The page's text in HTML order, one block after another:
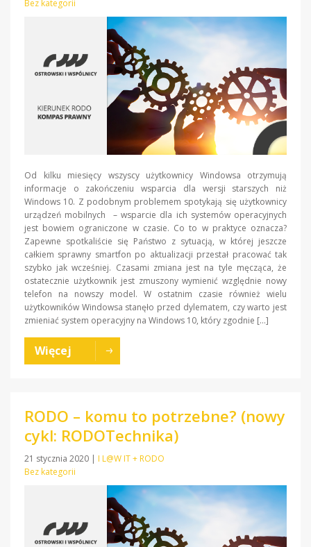
Bez kategorii
Od kilku miesięcy wszyscy użytkownicy Windowsa otrzymują
informacje o zakończeniu wsparcia dla wersji starszych niż
Windows 10. Z podobnym problemem spotykają się użytkownicy
urządzeń mobilnych – wsparcie dla ich systemów operacyjnych
jest bowiem ograniczone w czasie. Co to w praktyce oznacza?
Zapewne spotkaliście się Państwo z sytuacją, w której jeszcze
całkiem sprawny smartfon po aktualizacji przestał pracować tak
szybko jak wcześniej. Czasami zmiana jest na tyle męcząca, że
ostatecznie użytkownik jest zmuszony wymienić względnie nowy
telefon na nowszy model. W ostatnim czasie również wielu
użytkowników Windowsa stanęło przed dylematem, czy warto jest
zmieniać system operacyjny na Windows 10, który zgodnie […]
Więcej
RODO – komu to potrzebne? (nowy
cykl: RODOTechnika)
21 stycznia 2020 | I L@W IT + RODO
Bez kategorii